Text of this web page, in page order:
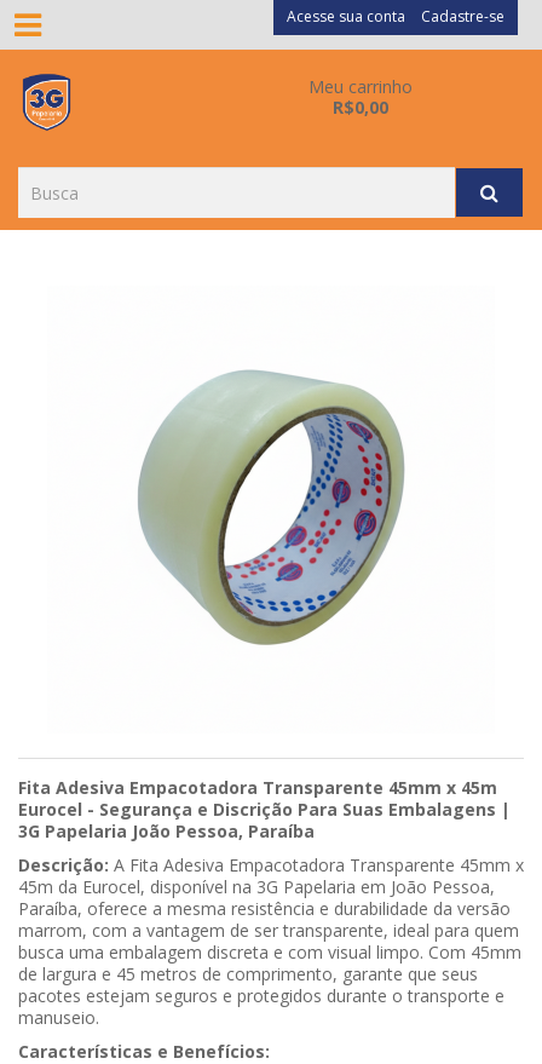
Acesse sua conta Cadastre-se
Meu carrinho
R$0,00
Fita Adesiva Empacotadora Transparente 45mm x 45m
Eurocel - Segurança e Discrição Para Suas Embalagens |
3G Papelaria João Pessoa, Paraíba
Descrição: A Fita Adesiva Empacotadora Transparente 45mm x
45m da Eurocel, disponível na 3G Papelaria em João Pessoa,
Paraíba, oferece a mesma resistência e durabilidade da versão
marrom, com a vantagem de ser transparente, ideal para quem
busca uma embalagem discreta e com visual limpo. Com 45mm
de largura e 45 metros de comprimento, garante que seus
pacotes estejam seguros e protegidos durante o transporte e
manuseio.
Características e Benefícios: